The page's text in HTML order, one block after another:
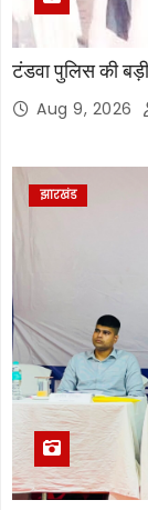
टंडवा पुलिस की बड़ी
Aug 9, 2026
झारखंड